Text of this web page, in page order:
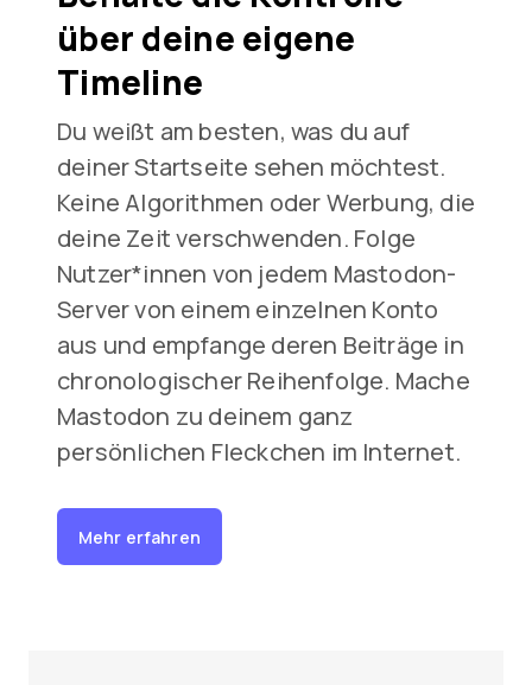
über deine eigene
Timeline
Du weißt am besten, was du auf
deiner Startseite sehen möchtest.
Keine Algorithmen oder Werbung, die
deine Zeit verschwenden. Folge
Nutzer*innen von jedem Mastodon-
Server von einem einzelnen Konto
aus und empfange deren Beiträge in
chronologischer Reihenfolge. Mache
Mastodon zu deinem ganz
persönlichen Fleckchen im Internet.
Mehr erfahren